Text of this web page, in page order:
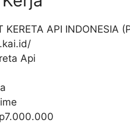
KERETA API INDONESIA
Api
7.000.000